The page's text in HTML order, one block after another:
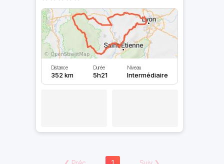
Distance
352 km
Durée
5h21
Niveau
Intermédiaire